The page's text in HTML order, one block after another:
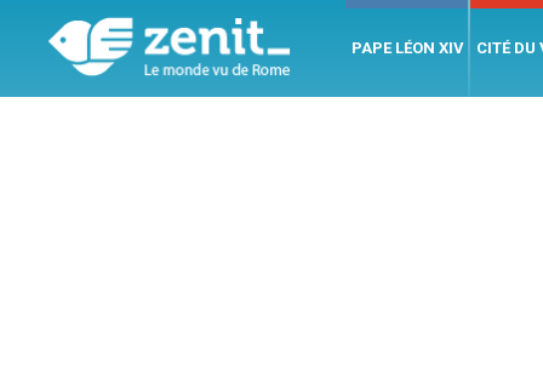
PAPE LÉON XIV CITÉ DU